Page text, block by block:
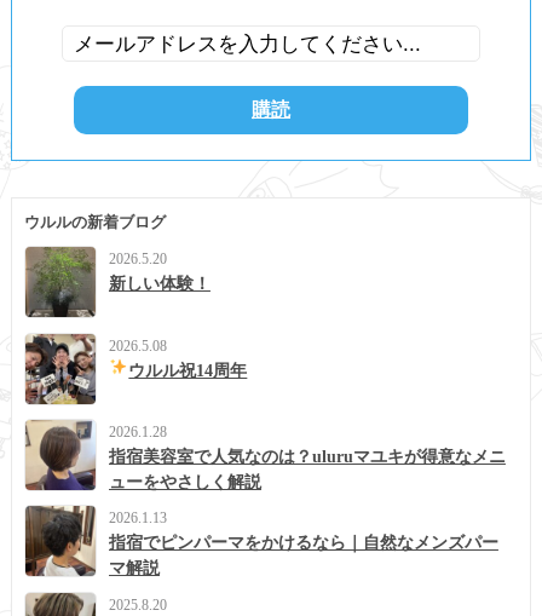
ウルルの新着ブログ
2026.5.20
新しい体験！
2026.5.08
ウルル祝14周年
2026.1.28
指宿美容室で人気なのは？uluruマユキが得意なメニ
ューをやさしく解説
2026.1.13
指宿でピンパーマをかけるなら｜自然なメンズパー
マ解説
2025.8.20